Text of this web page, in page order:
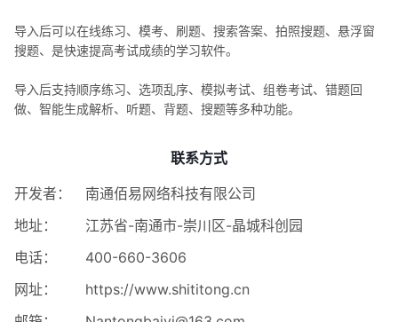
导入后可以在线练习、模考、刷题、搜索答案、拍照搜题、悬浮窗
搜题、是快速提高考试成绩的学习软件。
导入后支持顺序练习、选项乱序、模拟考试、组卷考试、错题回
做、智能生成解析、听题、背题、搜题等多种功能。
联系方式
开发者：
南通佰易网络科技有限公司
地址：
江苏省-南通市-崇川区-晶城科创园
电话：
400-660-3606
网址：
https://www.shititong.cn